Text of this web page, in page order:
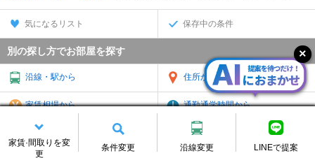
家賃·間取りを変
更
条件変更 沿線変更 LINEで提案
気になるリスト 保存中の条件
別の探し方でお部屋を探す
沿線・駅から 住所から
家賃相場から 通勤通学時間から
物件特集から TOP